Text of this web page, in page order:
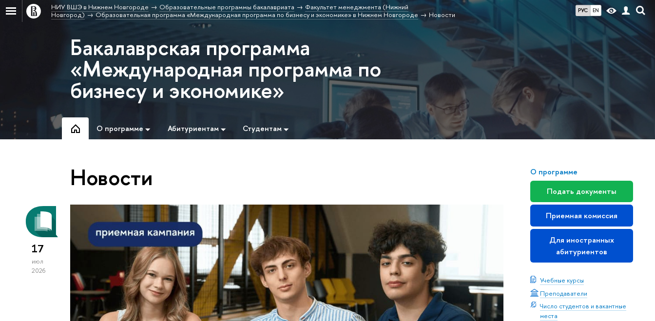
РУС EN
НИУ ВШЭ в Нижнем Новгороде Образовательные программы бакалавриата
Факультет менеджмента (Нижний
Новгород)
Образовательная программа «Международная программа по бизнесу и экономике» в Нижнем Новгороде Новости
Бакалаврская программа
«Международная программа по
бизнесу и экономике»
О программе Абитуриентам Студентам
О программе
Подать документы
Приемная комиссия
Для иностранных
абитуриентов
Учебные курсы
Преподаватели
Число студентов и вакантные
места
Новости
17
июл
2026